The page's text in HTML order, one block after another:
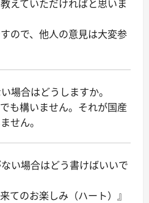
えていただければと思いま
ので、他人の意見は大変参
場合はどうしますか。
も構いません。それが国産
せん。
い場合はどう書けばいいで
てのお楽しみ（ハート）』